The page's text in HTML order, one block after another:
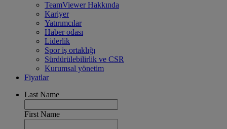
TeamViewer Hakkında
Kariyer
Yatırımcılar
Haber odası
Liderlik
Spor iş ortaklığı
Sürdürülebilirlik ve CSR
Kurumsal yönetim
Fiyatlar
Last Name
First Name